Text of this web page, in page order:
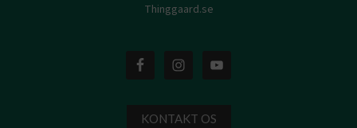
Thinggaard.se
KONTAKT OS